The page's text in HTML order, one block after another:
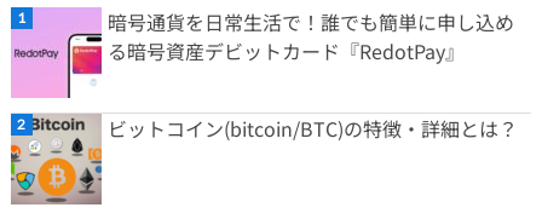
暗号通貨を日常生活で！誰でも簡単に申し込め
る暗号資産デビットカード『RedotPay』
ビットコイン(bitcoin/BTC)の特徴・詳細とは？